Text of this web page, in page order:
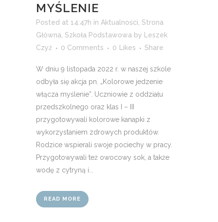
MYŚLENIE
Posted at 14:47h in Aktualności Strona
Główna Szkoła Podstawowa by
Leszek
Czyż
0 Comments 0 Likes Share
W dniu 9 listopada 2022 r. w naszej szkole
odbyła się akcja pn. „Kolorowe jedzenie
włącza myślenie”. Uczniowie z oddziału
przedszkolnego oraz klas I – III
przygotowywali kolorowe kanapki z
wykorzystaniem zdrowych produktów.
Rodzice wspierali swoje pociechy w pracy.
Przygotowywali też owocowy sok, a także
wodę z cytryną i...
READ MORE